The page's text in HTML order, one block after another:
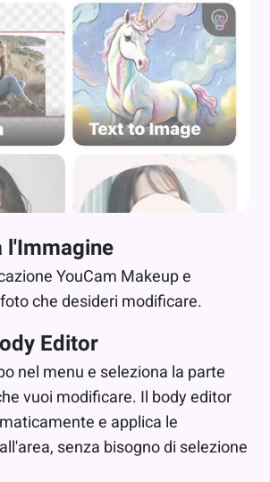
l'Immagine
YouCam Makeup e
che desideri modificare.
Editor
nel menu e seleziona la parte
vuoi modificare. Il body editor
e applica le
senza bisogno di selezione